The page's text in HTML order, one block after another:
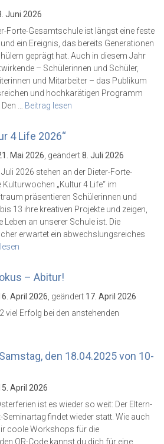
Juni 2026
Forte-Gesamtschule ist längst eine feste
ein Ereignis, das bereits Generationen
geprägt hat. Auch in diesem Jahr
– Schülerinnen und Schüler,
und Mitarbeiter – das Publikum
und hochkarätigen Programm
… Beitrag lesen
4 Life 2026“
Mai 2026, geändert8. Juli 2026
2026 stehen an der Dieter-Forte-
„Kultur 4 Life“ im
präsentieren Schülerinnen und
13 ihre kreativen Projekte und zeigen,
Leben an unserer Schule ist. Die
erwartet ein abwechslungsreiches
– Abitur!
April 2026, geändert 17. April 2026
viel Erfolg bei den anstehenden
den 18.04.2025 von 10-
April 2026
ist es wieder so weit: Der Eltern-
findet wieder statt. Wie auch
coole Workshops für die
QR-Code kannst du dich für eine